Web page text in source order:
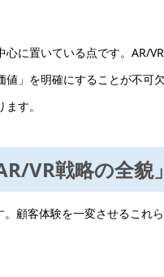
に置いている点です。AR/
」を明確にすることが不可
す。
VR戦略の全貌」
顧客体験を一変させるこれ